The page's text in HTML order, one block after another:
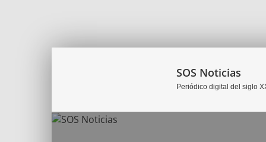
SOS Noticias
Periódico digital del siglo